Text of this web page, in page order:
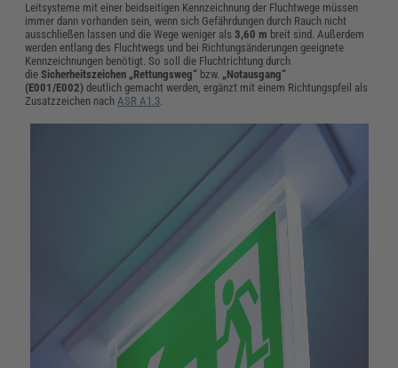
Leitsysteme mit einer beidseitigen Kennzeichnung der Fluchtwege müssen
immer dann vorhanden sein, wenn sich Gefährdungen durch Rauch nicht
ausschließen lassen und die Wege weniger als3,60 m breit sind. Außerdem
werden entlang des Fluchtwegs und bei Richtungsänderungen geeignete
Kennzeichnungen benötigt. So soll die Fluchtrichtung durch
dieSicherheitszeichen „Rettungsweg“ bzw. „Notausgang“
(E001/E002) deutlich gemacht werden, ergänzt mit einem Richtungspfeil als
Zusatzzeichen nachASR A1.3.